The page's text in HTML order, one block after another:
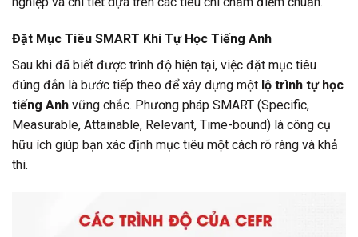
Đặt Mục Tiêu SMART Khi Tự Học Tiếng Anh
Sau khi đã biết được trình độ hiện tại, việc đặt mục tiêu
đúng đắn là bước tiếp theo để xây dựng một lộ trình tự học
tiếng Anh vững chắc. Phương pháp SMART (Specific,
Measurable, Attainable, Relevant, Time-bound) là công cụ
hữu ích giúp bạn xác định mục tiêu một cách rõ ràng và khả
thi.